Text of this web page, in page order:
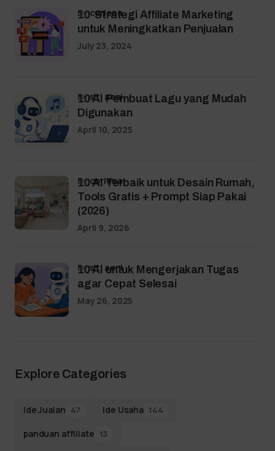
10 Strategi Affiliate Marketing
untuk Meningkatkan Penjualan
bycoriena
July 23, 2024
10 AI Pembuat Lagu yang Mudah
Digunakan
bysiti aeni
April 10, 2025
10 AI Terbaik untuk Desain Rumah,
Tools Gratis + Prompt Siap Pakai
(2026)
bycoriena
April 9, 2026
10 AI untuk Mengerjakan Tugas
agar Cepat Selesai
bysiti aeni
May 26, 2025
Explore Categories
Ide Jualan 47 Ide Usaha 144
panduan affiliate 13